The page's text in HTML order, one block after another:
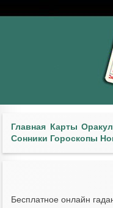
Главная Карты
Сонники Гороскопы
Бесплатное онлайн